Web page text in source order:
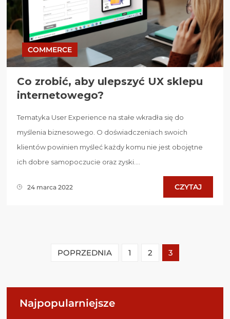
COMMERCE
Co zrobić, aby ulepszyć UX sklepu
internetowego?
Tematyka User Experience na stałe wkradła się do
myślenia biznesowego. O doświadczeniach swoich
klientów powinien myśleć każdy komu nie jest obojętne
ich dobre samopoczucie oraz zyski....
24 marca 2022 CZYTAJ
POPRZEDNIA 1 2 3
Najpopularniejsze